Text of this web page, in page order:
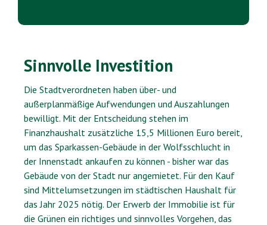
Sinnvolle Investition
Die Stadtverordneten haben über- und
außerplanmäßige Aufwendungen und Auszahlungen
bewilligt. Mit der Entscheidung stehen im
Finanzhaushalt zusätzliche 15,5 Millionen Euro bereit,
um das Sparkassen-Gebäude in der Wolfsschlucht in
der Innenstadt ankaufen zu können - bisher war das
Gebäude von der Stadt nur angemietet. Für den Kauf
sind Mittelumsetzungen im städtischen Haushalt für
das Jahr 2025 nötig. Der Erwerb der Immobilie ist für
die Grünen ein richtiges und sinnvolles Vorgehen, das